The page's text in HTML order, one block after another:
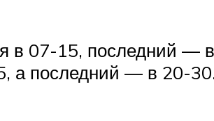
в 07-15, последний —
а последний — в 20-